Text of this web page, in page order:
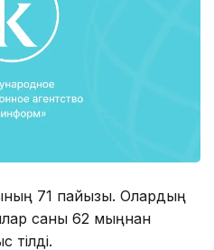
71 пайызы. Олардың
саны 62 мыңнан
тілді.